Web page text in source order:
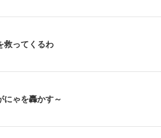
救ってくるわ
にゃを轟かす～